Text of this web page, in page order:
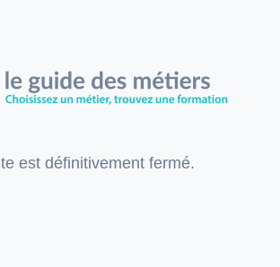
est définitivement fermé.